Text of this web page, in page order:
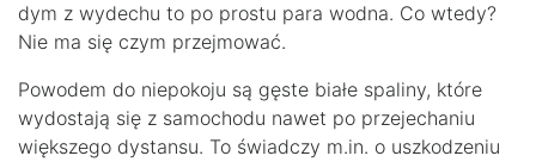
dym z wydechu to po prostu para wodna. Co wtedy?
Nie ma się czym przejmować.
Powodem do niepokoju są gęste białe spaliny, które
wydostają się z samochodu nawet po przejechaniu
większego dystansu. To świadczy m.in. o uszkodzeniu